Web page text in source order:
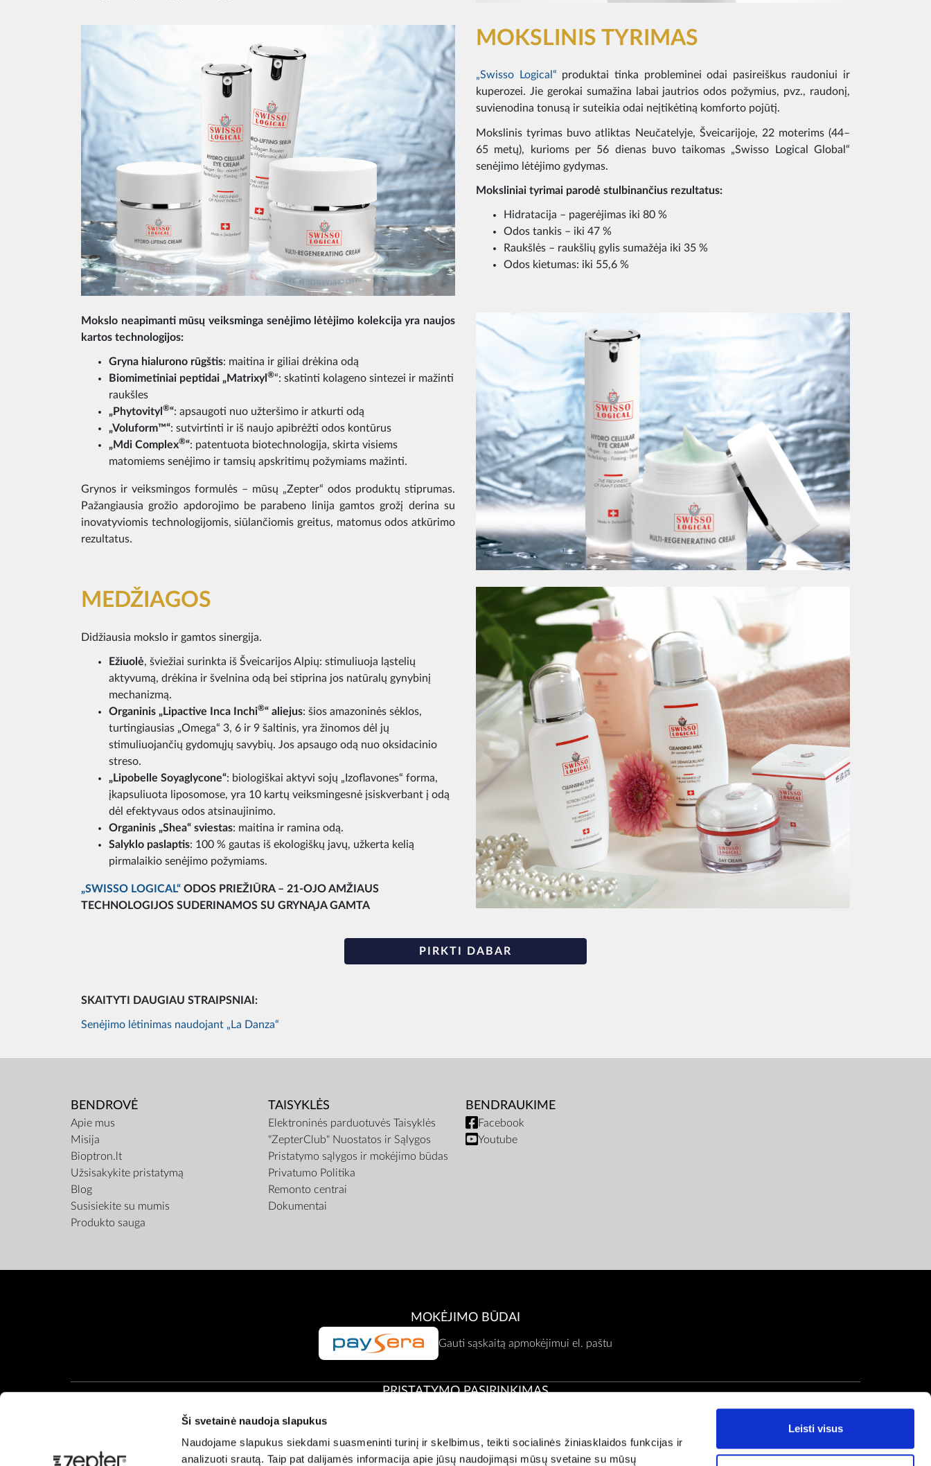
Ši svetainė naudoja slapukus
Naudojame slapukus siekdami suasmeninti turinį ir skelbimus, teikti socialinės žiniasklaidos funkcijas ir
analizuoti srautą. Taip pat dalijamės informacija apie jūsų naudojimąsi mūsų svetaine su mūsų
Leisti visus
MOKSLINIS TYRIMAS
„Swisso Logical“ produktai tinka probleminei odai pasireiškus raudoniui ir
kuperozei. Jie gerokai sumažina labai jautrios odos požymius, pvz., raudonį,
suvienodina tonusą ir suteikia odai neįtikėtiną komforto pojūtį.
Mokslinis tyrimas buvo atliktas Neučatelyje, Šveicarijoje, 22 moterims (44–
65 metų), kurioms per 56 dienas buvo taikomas „Swisso Logical Global“
senėjimo lėtėjimo gydymas.
Moksliniai tyrimai parodė stulbinančius rezultatus:
Hidratacija – pagerėjimas iki 80 %
Odos tankis – iki 47 %
Raukšlės – raukšlių gylis sumažėja iki 35 %
Odos kietumas: iki 55,6 %
Mokslo neapimanti mūsų veiksminga senėjimo lėtėjimo kolekcija yra naujos
kartos technologijos:
Gryna hialurono rūgštis: maitina ir giliai drėkina odą
Biomimetiniai peptidai „Matrixyl ®“: skatinti kolageno sintezei ir mažinti
raukšles
„Phytovityl ®“: apsaugoti nuo užteršimo ir atkurti odą
„Voluform™“: sutvirtinti ir iš naujo apibrėžti odos kontūrus
„Mdi Complex®“: patentuota biotechnologija, skirta visiems
matomiems senėjimo ir tamsių apskritimų požymiams mažinti.
Grynos ir veiksmingos formulės – mūsų „Zepter“ odos produktų stiprumas.
Pažangiausia grožio apdorojimo be parabeno linija gamtos grožį derina su
inovatyviomis technologijomis, siūlančiomis greitus, matomus odos atkūrimo
rezultatus.
MEDŽIAGOS
Didžiausia mokslo ir gamtos sinergija.
Ežiuolė, šviežiai surinkta iš Šveicarijos Alpių: stimuliuoja ląstelių
aktyvumą, drėkina ir švelnina odą bei stiprina jos natūralų gynybinį
mechanizmą.
Organinis „Lipactive Inca Inchi®“ aliejus: šios amazoninės sėklos,
turtingiausias „Omega“ 3, 6 ir 9 šaltinis, yra žinomos dėl jų
stimuliuojančių gydomųjų savybių. Jos apsaugo odą nuo oksidacinio
streso.
„Lipobelle Soyaglycone“: biologiškai aktyvi sojų „Izoflavones“ forma,
įkapsuliuota liposomose, yra 10 kartų veiksmingesnė įsiskverbant į odą
dėl efektyvaus odos atsinaujinimo.
Organinis „Shea“ sviestas: maitina ir ramina odą.
Salyklo paslaptis: 100 % gautas iš ekologiškų javų, užkerta kelią
pirmalaikio senėjimo požymiams.
„SWISSO LOGICAL“ ODOS PRIEŽIŪRA – 21-OJO AMŽIAUS
TECHNOLOGIJOS SUDERINAMOS SU GRYNĄJA GAMTA
PIRKTI DABAR
SKAITYTI DAUGIAU STRAIPSNIAI:
Senėjimo lėtinimas naudojant „La Danza“
BENDROVĖ
Apie mus
Misija
Bioptron.lt
Užsisakykite pristatymą
Blog
Susisiekite su mumis
Produkto sauga
TAISYKLĖS
Elektroninės parduotuvės Taisyklės
"ZepterClub" Nuostatos ir Sąlygos
Pristatymo sąlygos ir mokėjimo būdas
Privatumo Politika
Remonto centrai
Dokumentai
BENDRAUKIME
Facebook
Youtube
MOKĖJIMO BŪDAI
Gauti sąskaitą apmokėjimui el. paštu
PRISTATYMO PASIRINKIMAS